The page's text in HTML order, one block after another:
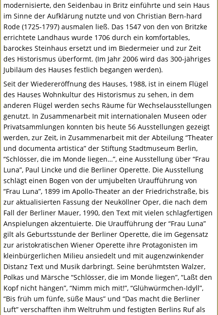
modernisierte, den Seidenbau in Britz einführte und sein Haus
im Sinne der Aufklärung nutzte und von Christian Bern-hard
Rode (1725-1797) ausmalen ließ. Das 1547 von den von Britzke
errichtete Landhaus wurde 1706 durch ein komfortables,
barockes Steinhaus ersetzt und im Biedermeier und zur Zeit
des Historismus überformt. (Im Jahr 2006 wird das 300-jähriges
Jubiläum des Hauses festlich begangen werden).
Seit der Wiedereröffnung des Hauses, 1988, ist in einem Flügel
des Hauses Wohnkultur des Historismus zu sehen, in dem
anderen Flügel werden sechs Räume für Wechselausstellungen
genutzt. In Zusammenarbeit mit internationalen Museen oder
Privatsammlungen konnten bis heute 56 Ausstellungen gezeigt
werden, zur Zeit, in Zusammenarbeit mit der Abteilung “Theater
und documenta artistica” der Stiftung Stadtmuseum Berlin,
“Schlösser, die im Monde liegen…”, eine Ausstellung über “Frau
Luna”, Paul Lincke und die Berliner Operette. Die Ausstellung
schlägt einen Bogen von der umjubelten Uraufführung von
“Frau Luna”, 1899 im Apollo-Theater an der Friedrichstraße, bis
zur aktualisierten Fassung der Neuköllner Oper, die nach dem
Fall der Berliner Mauer, 1990, den Text mit vielen schlagfertigen
Anspielungen akzentuierte. Die Uraufführung der “Frau Luna”
gilt als Geburtsstunde der Berliner Operette, die im Gegensatz
zur aristokratischen Wiener Operette ihre Protagonisten im
kleinbürgerlichen Milieu ansiedelt und mit augenzwinkender
Distanz Text und Musik darbringt. Seine berühmtsten Walzer,
Polkas und Märsche “Schlösser, die im Monde liegen”, “Laßt den
Kopf nicht hängen”, “Nimm mich mit!”, “Glühwürmchen-Idyll”,
“Bis früh um fünfe, süße Maus” und “Das macht die Berliner
Luft” verschafften ihm Weltruhm und festigten Berlins Ruf als